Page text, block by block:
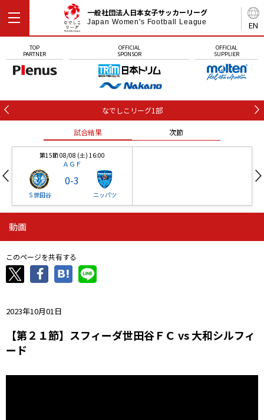
EN
一般社団法人日本女子サッカーリーグ
Japan Women's Football League
TOP
PARTNER
OFFICIAL
SPONSOR
OFFICIAL
SUPPLIER
なでしこリーグ1部
試合結果 次節
第15節 08/08 (土) 16:00
ＡＧＦ
Ｓ世田谷
0-3
ニッパツ
ニッパツ
ニッパツ
-
石人の星
動画
このページを共有する
2023年10月01日
【第２１節】スフィーダ世田谷ＦＣ vs 大和シルフィ
ード